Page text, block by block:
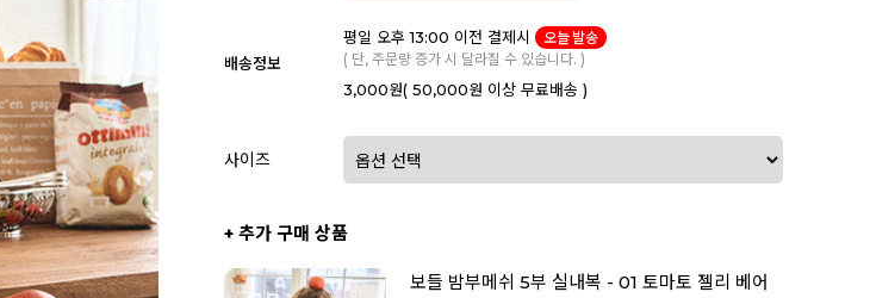
배송정보
평일 오후 13:00 이전 결제시
오늘 발송
( 단, 주문량 증가 시 달라질 수 있습니다. )
3,000원( 50,000원 이상 무료배송 )
사이즈
+ 추가 구매 상품
보들 밤부메쉬 5부 실내복 - 01 토마토 젤리 베어